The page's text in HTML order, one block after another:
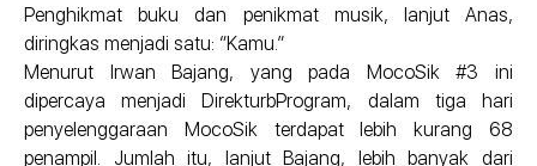
Penghikmat buku dan penikmat musik, lanjut Anas,
diringkas menjadi satu: “Kamu.”
Menurut Irwan Bajang, yang pada MocoSik #3 ini
dipercaya menjadi DirekturbProgram, dalam tiga hari
penyelenggaraan MocoSik terdapat lebih kurang 68
penampil. Jumlah itu, lanjut Bajang, lebih banyak dari